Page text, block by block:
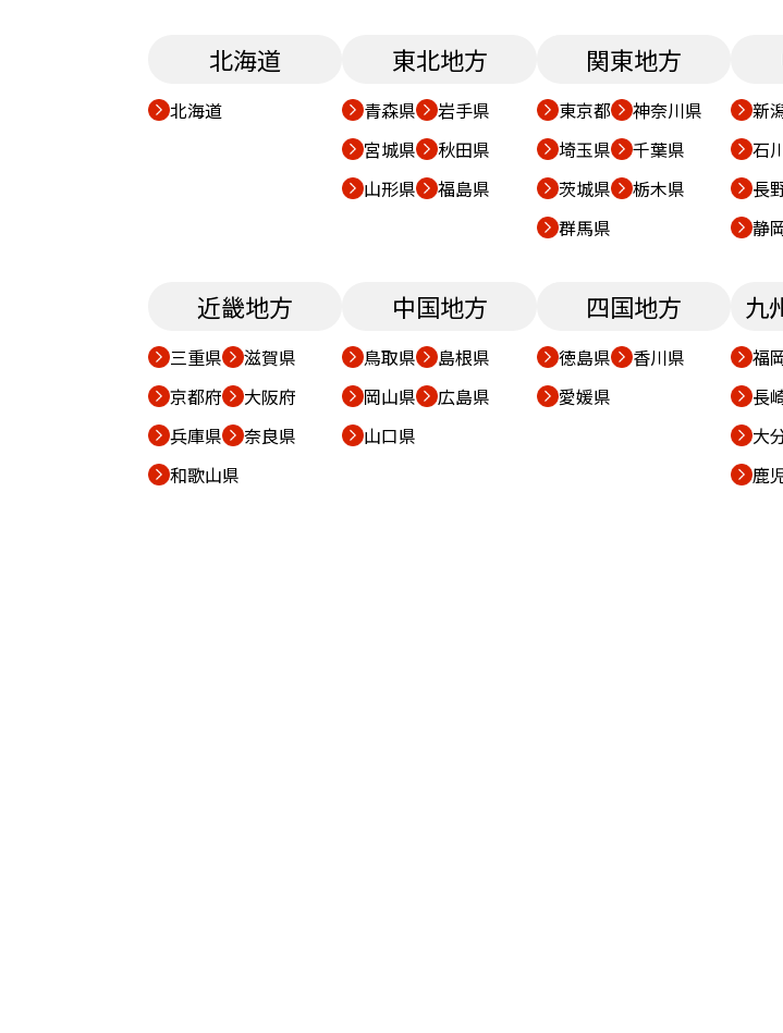
北海道
北海道
東北地方
青森県
岩手県
宮城県
秋田県
山形県
福島県
関東地方
東京都
神奈川県
埼玉県
千葉県
茨城県
栃木県
群馬県
新
石
長
静
近畿地方
三重県
滋賀県
京都府
大阪府
兵庫県
奈良県
和歌山県
中国地方
鳥取県
島根県
岡山県
広島県
山口県
四国地方
徳島県
香川県
愛媛県
九
福
長
大
鹿